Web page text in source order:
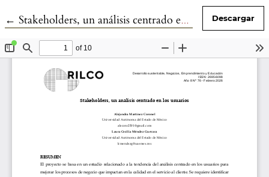
← Volver a los detalles del artículo
Stakeholders, un análisis centrado en los usuarios Descargar